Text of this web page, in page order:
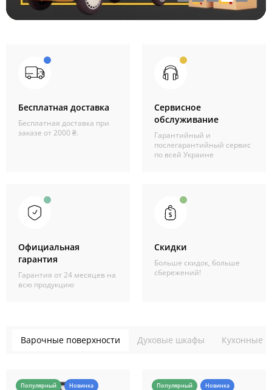
Бесплатная доставка
Бесплатная доставка при
заказе от 2000 ₴.
Сервисное
обслуживание
Гарантийный и
послегарантийный сервис
по всей Украине
Официальная
гарантия
Гарантия от 24 месяцев на
всю продукцию
Скидки
Больше скидок, больше
сбережений!
Варочные поверхности Духовые шкафы Кухонные
Популярный Новинка Популярный Новинка